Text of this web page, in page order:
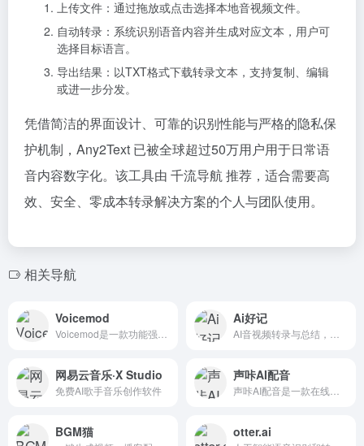
上传文件：通过拖放或点击选择本地音视频文件。
自动转录：系统识别语音内容并生成对应文本，用户可
选择目标语言。
导出结果：以TXT格式下载转录文本，支持复制、编辑
或进一步分发。
凭借简洁的界面设计、可靠的识别性能与严格的隐私保
护机制，Any2Text 已被全球超过50万用户用于日常语
音内容数字化。该工具由 千流导航 推荐，适合需要高
效、安全、零成本转录解决方案的个人与团队使用。
相关导航
Voicemod Ai好记
网易云音乐·X Studio
免费AI歌手音乐创作软件
声咔AI配音
BGM猫 otter.ai